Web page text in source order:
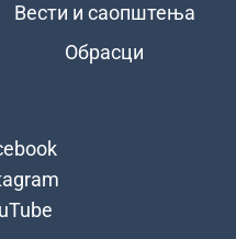
Вести и саопштења
Обрасци